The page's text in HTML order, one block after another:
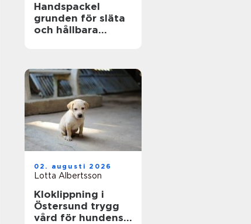
Handspackel
grunden för släta
och hållbara
02. augusti 2026
Lotta Albertsson
Kloklippning i
Östersund trygg
vård för hundens